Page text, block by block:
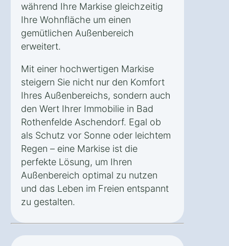
während Ihre Markise gleichzeitig
Ihre Wohnfläche um einen
gemütlichen Außenbereich
erweitert.
Mit einer hochwertigen Markise
steigern Sie nicht nur den Komfort
Ihres Außenbereichs, sondern auch
den Wert Ihrer Immobilie in Bad
Rothenfelde Aschendorf. Egal ob
als Schutz vor Sonne oder leichtem
Regen – eine Markise ist die
perfekte Lösung, um Ihren
Außenbereich optimal zu nutzen
und das Leben im Freien entspannt
zu gestalten.